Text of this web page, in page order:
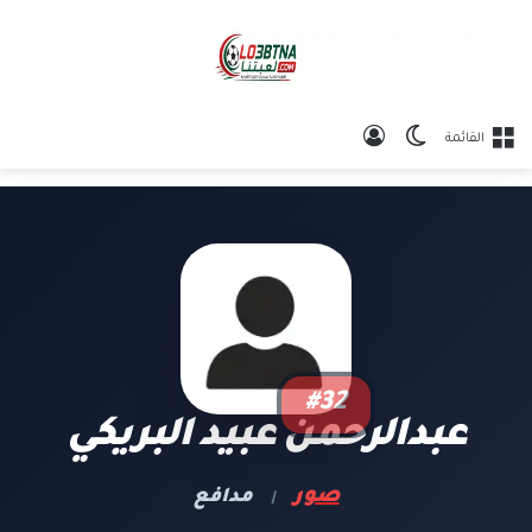
القائمة الوضع المظلم
#32
عبدالرحمن عبيد البريكي
صور | مدافع